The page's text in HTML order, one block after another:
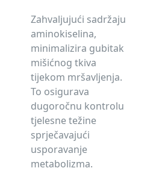
Zahvaljujući sadržaju
aminokiselina,
minimalizira gubitak
mišićnog tkiva
tijekom mršavljenja.
To osigurava
dugoročnu kontrolu
tjelesne težine
sprječavajući
usporavanje
metabolizma.